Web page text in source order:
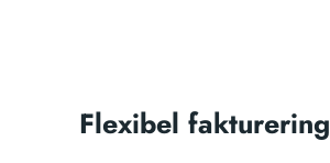
Flexibel fakturering